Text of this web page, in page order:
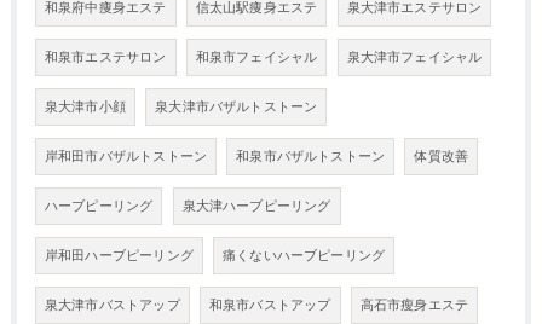
和泉府中痩身エステ 信太山駅痩身エステ 泉大津市エステサロン
和泉市エステサロン 和泉市フェイシャル 泉大津市フェイシャル
泉大津市小顔 泉大津市バザルトストーン
岸和田市バザルトストーン 和泉市バザルトストーン 体質改善
ハーブピーリング 泉大津ハーブピーリング
岸和田ハーブピーリング 痛くないハーブピーリング
泉大津市バストアップ 和泉市バストアップ 高石市瘦身エステ